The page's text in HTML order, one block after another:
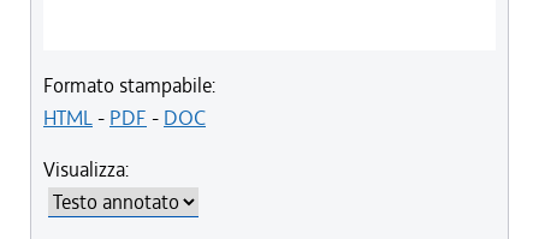
Formato stampabile:
HTML- PDF - DOC
Visualizza: